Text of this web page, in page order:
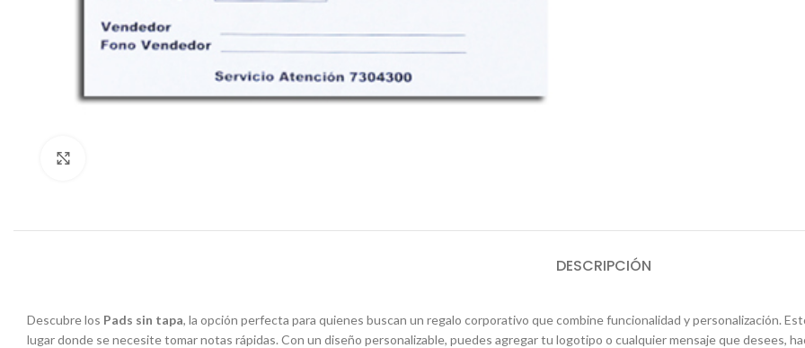
DESCRIPCIÓN
Descubre los Pads sin tapa, la opción perfecta para quienes buscan un regalo corporativo que combine funcionalidad y personalización.
lugar donde se necesite tomar notas rápidas. Con un diseño personalizable, puedes agregar tu logotipo o cualquier mensaje que desees,